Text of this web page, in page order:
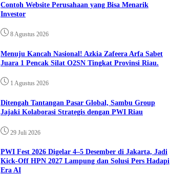
Contoh Website Perusahaan yang Bisa Menarik
Investor
8 Agustus 2026
Menuju Kancah Nasional! Azkia Zafeera Arfa Sabet
Juara 1 Pencak Silat O2SN Tingkat Provinsi Riau.
1 Agustus 2026
Ditengah Tantangan Pasar Global, Sambu Group
Jajaki Kolaborasi Strategis dengan PWI Riau
29 Juli 2026
PWI Fest 2026 Digelar 4–5 Desember di Jakarta, Jadi
Kick-Off HPN 2027 Lampung dan Solusi Pers Hadapi
Era AI